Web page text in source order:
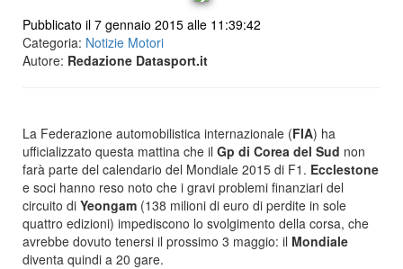
Pubblicato il 7 gennaio 2015 alle 11:39:42
Categoria: Notizie Motori
Autore: Redazione Datasport.it
La Federazione automobilistica internazionale (FIA) ha
ufficializzato questa mattina che il Gp di Corea del Sud non
farà parte del calendario del Mondiale 2015 di F1. Ecclestone
e soci hanno reso noto che i gravi problemi finanziari del
circuito di Yeongam (138 milioni di euro di perdite in sole
quattro edizioni) impediscono lo svolgimento della corsa, che
avrebbe dovuto tenersi il prossimo 3 maggio: il Mondiale
diventa quindi a 20 gare.